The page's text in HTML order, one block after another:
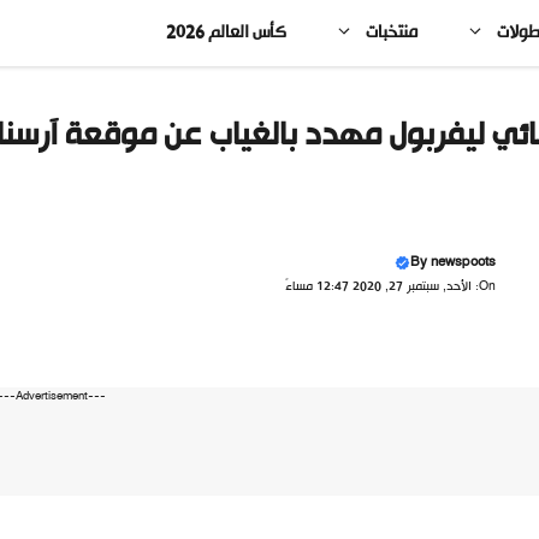
منتخبات كأس العالم 2026
ليفربول مهدد بالغياب عن موقعة
Bynewspoots
On: الأحد, سبتمبر 27, 2020 12:47 مساءً
---Advertisement---